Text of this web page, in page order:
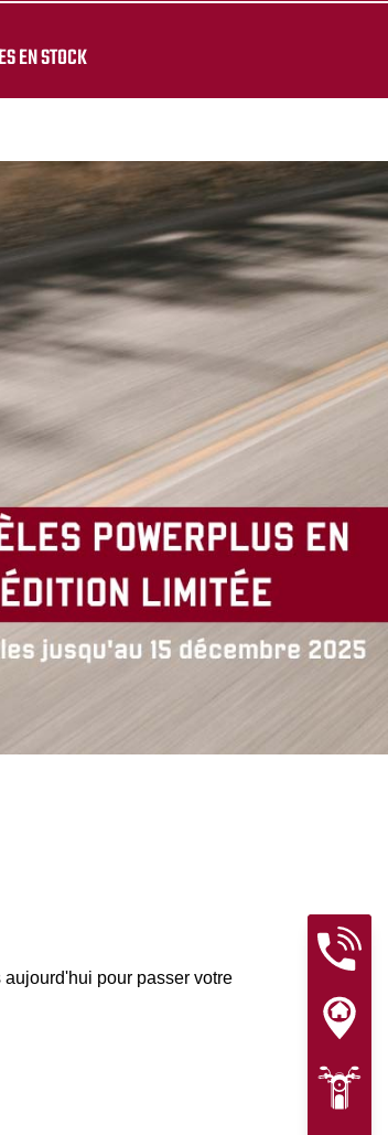
EN STOCK
pour passer votre